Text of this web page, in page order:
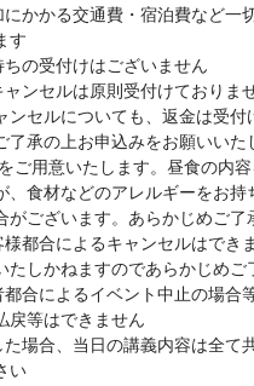
かかる交通費・宿泊費など一
す
の受付けはございません
ンセルは原則受付けておりま
ンセルについても、返金は受
了承の上お申込みをお願いいた
ご用意いたします。昼食の内
、食材などのアレルギーをお持
がございます。あらかじめご了
都合によるキャンセルはでき
たしかねますのであらかじめご
合によるイベント中止の場合
戻等はできません
場合、当日の講義内容は全て
い